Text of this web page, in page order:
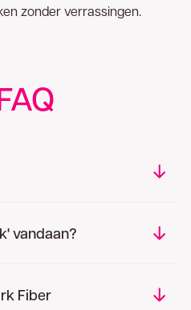
zonder verrassingen.
vandaan?
Fiber